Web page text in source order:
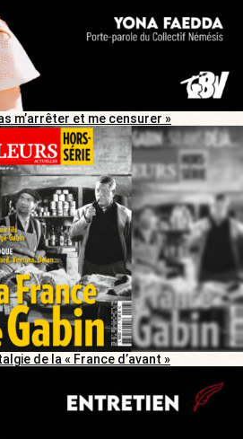
m’arrêter et me censurer »
de la « France d’avant »